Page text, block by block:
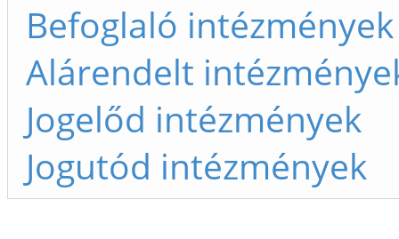
Befoglaló intézmények
Alárendelt
Jogelőd intézmények
Jogutód intézmények